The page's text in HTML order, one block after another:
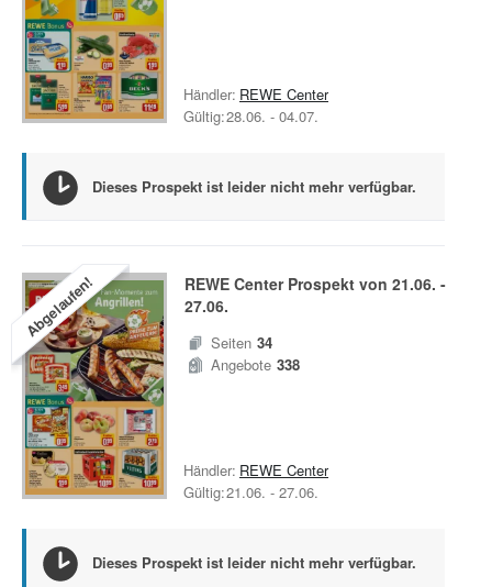
Gültig:28.06. - 04.07.
Händler: REWE Center
Dieses Prospekt ist leider nicht mehr verfügbar.
Abgelaufen! REWE CenterProspekt von 21.06. -
27.06.
Seiten 34
Angebote 338
Gültig:21.06. - 27.06.
Händler: REWE Center
Dieses Prospekt ist leider nicht mehr verfügbar.